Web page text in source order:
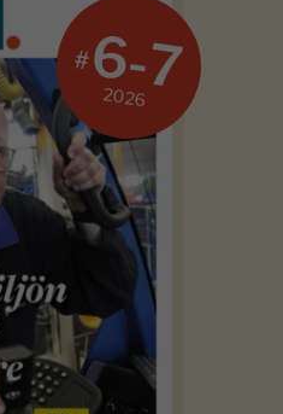
#6-7
2026